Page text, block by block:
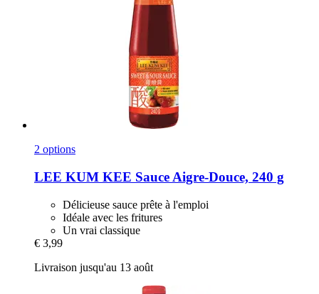
2 options
LEE KUM KEE Sauce Aigre-​Douce, 240 g
Délicieuse sauce prête à l'emploi
Idéale avec les fritures
Un vrai classique
€ 3,99
Livraison jusqu'au 13 août